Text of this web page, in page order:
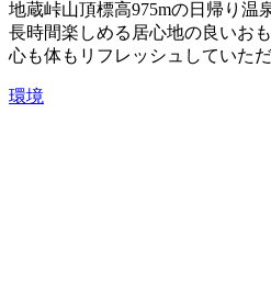
地蔵峠山頂標高975mの日帰り温
長時間楽しめる居心地の良いお
心も体もリフレッシュしていた
環境